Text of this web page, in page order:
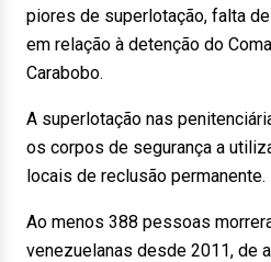
piores de superlotação, falta
em relação à detenção do
Carabobo.
A superlotação nas
os corpos de segurança a
locais de reclusão permanente.
Ao menos 388 pessoas
venezuelanas desde 2011, de